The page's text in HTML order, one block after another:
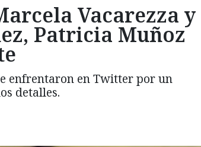
Vacarezza y
Patricia Muñoz
enfrentaron en Twitter por un
detalles.